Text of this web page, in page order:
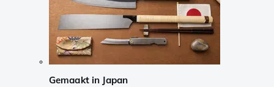
Gemaakt in Japan